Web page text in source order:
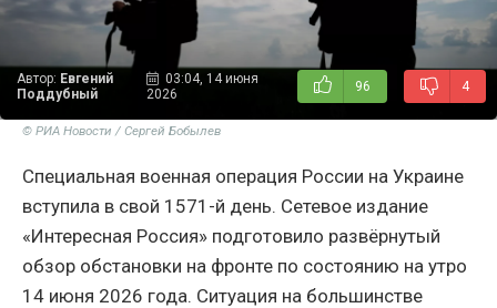
Автор: Евгений
Поддубный
03:04, 14 июня
2026
96 4
© РИА Новости / Сергей Бобылев
Специальная военная операция России на Украине
вступила в свой 1571-й день. Сетевое издание
«Интересная Россия» подготовило развёрнутый
обзор обстановки на фронте по состоянию на утро
14 июня 2026 года. Ситуация на большинстве